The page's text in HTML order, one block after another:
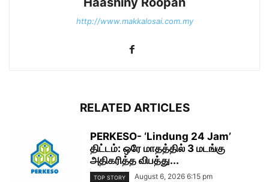
http://www.makkalosai.com.my
RELATED ARTICLES
PERKESO- ‘Lindung 24 Jam’
திட்டம்: ஒரே மாதத்தில் 3 மடங்கு
அதிகரித்த விபத்து...
TOP STORY August 6, 2026 6:15 pm